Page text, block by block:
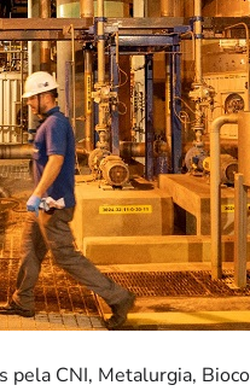
pela CNI, Metalurgia,